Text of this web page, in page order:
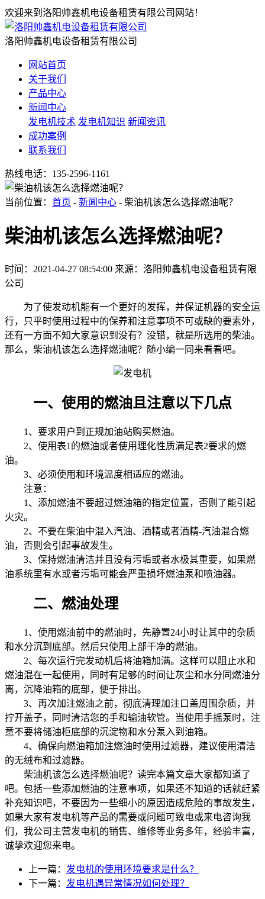
欢迎来到洛阳帅鑫机电设备租赁有限公司网站！
洛阳帅鑫机电设备租赁有限公司
网站首页
关于我们
产品中心
新闻中心
发电机技术 发电机知识 新闻资讯
成功案例
联系我们
热线电话： 135-2596-1161
当前位置： 首页 - 新闻中心 - 柴油机该怎么选择燃油呢？
柴油机该怎么选择燃油呢？
时间：2021-04-27 08:54:00 来源：洛阳帅鑫机电设备租赁有限
公司
为了使发动机能有一个更好的发挥，并保证机器的安全运
行，只平时使用过程中的保养和注意事项不可或缺的要素外，
还有一方面不知大家意识到没有？没错，就是所选用的柴油。
那么，柴油机该怎么选择燃油呢？随小编一同来看看吧。
一、使用的燃油且注意以下几点
1、要求用户到正规加油站购买燃油。
2、使用表1的燃油或者使用理化性质满足表2要求的燃
油。
3、必须使用和环境温度相适应的燃油。
注意：
1、添加燃油不要超过燃油箱的指定位置，否则了能引起
火灾。
2、不要在柴油中混入汽油、酒精或者酒精-汽油混合燃
油，否则会引起事故发生。
3、保持燃油清洁并且没有污垢或者水极其重要，如果燃
油系统里有水或者污垢可能会严重损坏燃油泵和喷油器。
二、燃油处理
1、使用燃油前中的燃油时，先静置24小时让其中的杂质
和水分沉到底部。然后只使用上部干净的燃油。
2、每次运行完发动机后将油箱加满。这样可以阻止水和
燃油混在一起使用，同时有足够的时间让灰尘和水分同燃油分
离，沉降油箱的底部，便于排出。
3、再次加注燃油之前，彻底清理加注口盖周围杂质，并
拧开盖子，同时清洁您的手和输油软管。当使用手摇泵时，注
意不要将储油柜底部的沉淀物和水分泵入到油箱。
4、确保向燃油箱加注燃油时使用过滤器，建议使用清洁
的无绒布和过滤器。
柴油机该怎么选择燃油呢？读完本篇文章大家都知道了
吧。包括一些添加燃油的注意事项，如果还不知道的话就赶紧
补充知识吧，不要因为一些细小的原因造成危险的事故发生，
如果大家有发电机等产品的需要或问题可致电或来电咨询我
们，我公司主营发电机的销售、维修等业务多年，经验丰富，
诚挚欢迎您来电。
上一篇： 发电机的使用环境要求是什么？
下一篇： 发电机遇异常情况如何处理？